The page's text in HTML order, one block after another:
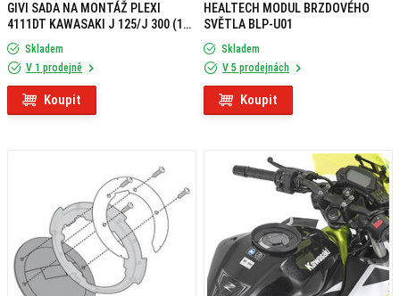
GIVI SADA NA MONTÁŽ PLEXI
4111DT KAWASAKI J 125/J 300 (14-
19) D4111KIT
Skladem
V 1 prodejně
Koupit
HEALTECH MODUL BRZDOVÉHO
SVĚTLA BLP-U01
Skladem
V 5 prodejnách
Koupit